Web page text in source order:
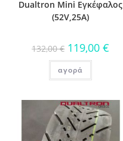
Dualtron Mini Εγκέφαλος
(52V,25A)
132,00€ 119,00€
αγορά